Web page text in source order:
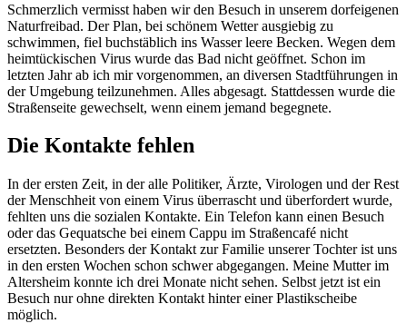
Schmerzlich vermisst haben wir den Besuch in unserem dorfeigenen
Naturfreibad. Der Plan, bei schönem Wetter ausgiebig zu
schwimmen, fiel buchstäblich ins Wasser leere Becken. Wegen dem
heimtückischen Virus wurde das Bad nicht geöffnet. Schon im
letzten Jahr ab ich mir vorgenommen, an diversen Stadtführungen in
der Umgebung teilzunehmen. Alles abgesagt. Stattdessen wurde die
Straßenseite gewechselt, wenn einem jemand begegnete.
Die Kontakte fehlen
In der ersten Zeit, in der alle Politiker, Ärzte, Virologen und der Rest
der Menschheit von einem Virus überrascht und überfordert wurde,
fehlten uns die sozialen Kontakte. Ein Telefon kann einen Besuch
oder das Gequatsche bei einem Cappu im Straßencafé nicht
ersetzten. Besonders der Kontakt zur Familie unserer Tochter ist uns
in den ersten Wochen schon schwer abgegangen. Meine Mutter im
Altersheim konnte ich drei Monate nicht sehen. Selbst jetzt ist ein
Besuch nur ohne direkten Kontakt hinter einer Plastikscheibe
möglich.